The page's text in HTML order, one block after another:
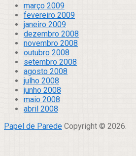
março 2009
fevereiro 2009
janeiro 2009
dezembro 2008
novembro 2008
outubro 2008
setembro 2008
agosto 2008
julho 2008
junho 2008
maio 2008
abril 2008
Papel de Parede Copyright © 2026.